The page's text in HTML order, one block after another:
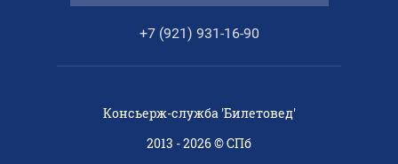
+7 (921) 931-16-90
Консьерж-служба 'Билетовед'
2013 - 2026 © СПб